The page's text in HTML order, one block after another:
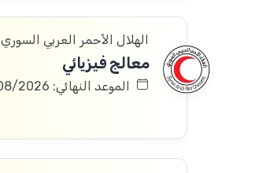
الهلال الأحمر العربي السوري
معالج فيزيائي
الموعد النهائي: 07/08/2026